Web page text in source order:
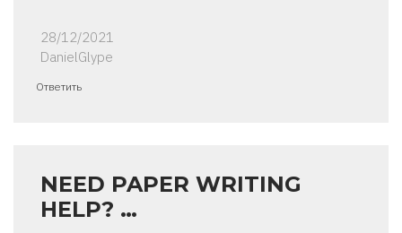
28/12/2021
DanielGlype
Ответить
NEED PAPER WRITING
HELP? …